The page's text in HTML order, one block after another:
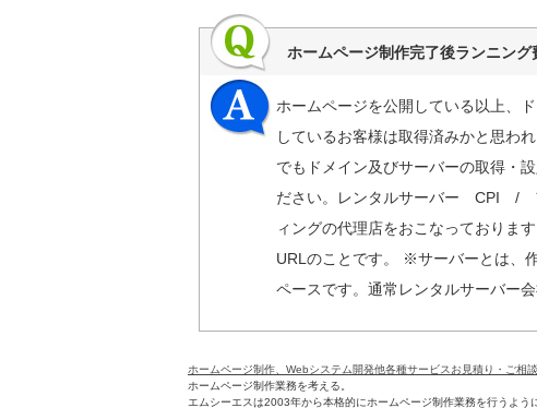
ホームページ制作完了後ランニン
ホームページを公開している以上、
しているお客様は取得済みかと思わ
でもドメイン及びサーバーの取得・
ださい。レンタルサーバー CPI /
ィングの代理店をおこなっておりま
URLのことです。 ※サーバーとは、
ペースです。通常レンタルサーバー
ホームページ制作、Webシステム開発他各種サービスお見積り・ご相
ホームページ制作業務を考える。
エムシーエスは2003年から本格的にホームページ制作業務を行うよ